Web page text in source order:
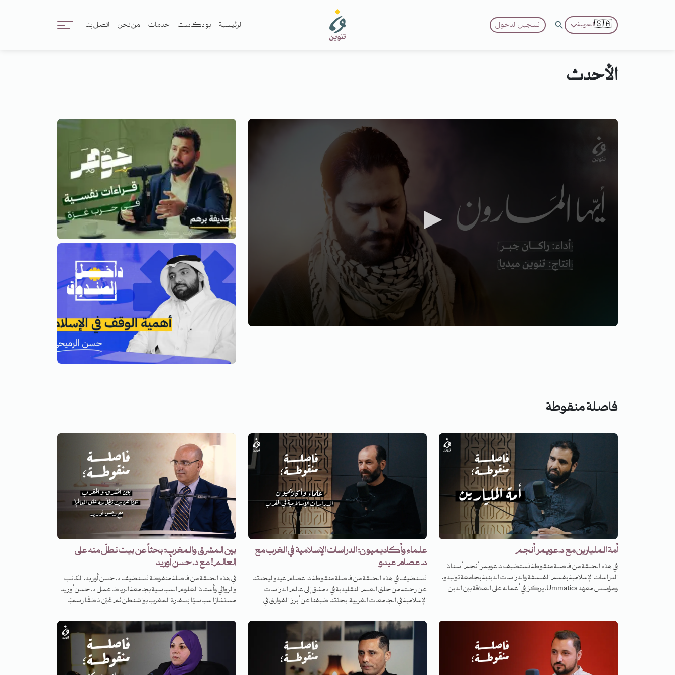
🇸🇦العربية تسجيل الدخول الرئيسية بودكاست خدمات من نحن اتصل بنا
الأحدث
►
فاصلة منقوطة
أمة المليارين مع د.عويمر أنجم
في هذه الحلقة من فاصلة منقوطة نستضيف د.عويمر أنجم أستاذ
الدراسات الإسلامية بقسم الفلسفة والدراسات الدينية بجامعة توليدو،
ومؤسس معهد Ummatics. يركز في أعماله على العلاقة بين الدين
السياسة والقانون والمجتمع في الفكر الإسلامي: اللحظة التيمية. نفتتح
هذه الحلقة من فاصلة منقوطة مع د.عويمر أنجم بالحديث عن
الإسلام في الولايات المتحدة الأمريكية وسؤال المشروع الجامع في ظلّ
الاتجاهات المتباينة والمتنوعة للجاليات المسلمة، ونتحدّث دور
الأكاديميين المسلمين في الغرب وعلاقتهم بالجهاز المعرفي
علماء وأكاديميون: الدراسات الإسلامية في الغرب مع
د. عصام عيدو
نستضيف في هذه الحلقة من فاصلة منقوطة د. عصام عيدو ليحدثنا
عن رحلته من حلق العلم التقليدية في دمشق إلى عالم الدراسات
الإسلامية في الجامعات الغربية. يحدّثنا ضيفنا عن أبرز الفوارق في
المتبادلة بين العالمين. ونناقش في الحلقة سؤال الاستشراق وتحوّلاته
المعاصرة وفرص التفاعل الخلّاق والإيجابي مع نتاجه المتجدّد. كما
يحدّثنا د. عصام عيدو عن عمل الجامعات الغربية وجهازها
المؤسساتي ودوره في العملية المعرفية والأكاديمية، ويحدّثنا أيضاً عن
واقع المسلمين في أمريكا وأسئلة الهوية والانتماء. ثم نختم الحلقة
بين المشرق والمغرب: بحثاً عن بيت نطلّ منه على
العالم! مع د. حسن أوريد
في هذه الحلقة من فاصلة منقوطة نستضيف د. حسن أوريد، الكاتب
والروائي وأستاذ العلوم السياسية بجامعة الرباط. عمل د. حسن أوريد
مستشارًا سياسيًا بسفارة المغرب بواشنطن ثم عُيّن ناطقًا رسميًا
أعماله البحثية والأكاديمية والروائية. صدرت له عدّة أعمال فكرية
وروائية منها: مرآة الغرب المنكسرة؛ السياسة والدين في المغرب: جدلية
السلطان والفرقان؛ أفول الغرب؛ الموريسكي؛ رباط المتنبي؛ زينة الدنيا.
في هذه الحلقة نطوف مع الدكتور حسن أوريد في جملة من القضايا
السياسية والفكرية والأدبية، تتوزّع بين العلاقة التاريخية والفكرية بين